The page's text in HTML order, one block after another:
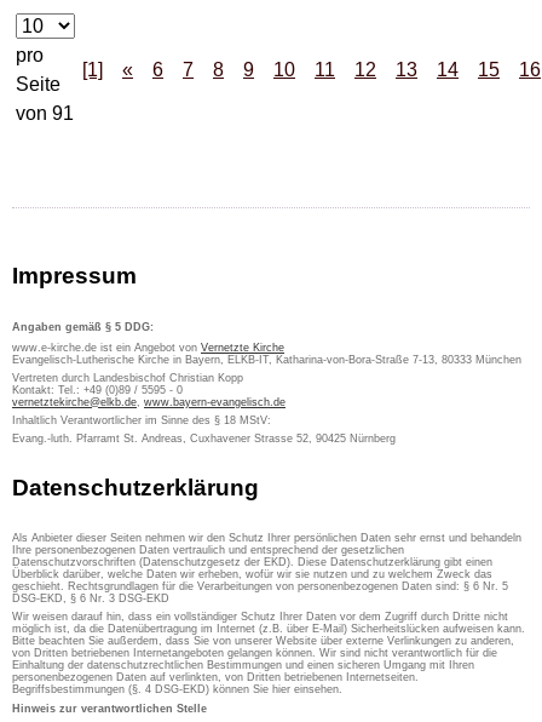
pro
Seite
von 91
[1] « 6 7 8 9 10 11 12 13 14 15 16
Impressum
Angaben gemäß § 5 DDG:
www.e-kirche.de ist ein Angebot von Vernetzte Kirche
Evangelisch-Lutherische Kirche in Bayern, ELKB-IT, Katharina-von-Bora-Straße 7-13, 80333 München
Vertreten durch Landesbischof Christian Kopp
Kontakt: Tel.: +49 (0)89 / 5595 - 0
vernetztekirche@elkb.de, www.bayern-evangelisch.de
Inhaltlich Verantwortlicher im Sinne des § 18 MStV:
Evang.-luth. Pfarramt St. Andreas, Cuxhavener Strasse 52, 90425 Nürnberg
Datenschutzerklärung
Als Anbieter dieser Seiten nehmen wir den Schutz Ihrer persönlichen Daten sehr ernst und behandeln
Ihre personenbezogenen Daten vertraulich und entsprechend der gesetzlichen
Datenschutzvorschriften (Datenschutzgesetz der EKD). Diese Datenschutzerklärung gibt einen
Überblick darüber, welche Daten wir erheben, wofür wir sie nutzen und zu welchem Zweck das
geschieht. Rechtsgrundlagen für die Verarbeitungen von personenbezogenen Daten sind: § 6 Nr. 5
DSG-EKD, § 6 Nr. 3 DSG-EKD
Wir weisen darauf hin, dass ein vollständiger Schutz Ihrer Daten vor dem Zugriff durch Dritte nicht
möglich ist, da die Datenübertragung im Internet (z.B. über E-Mail) Sicherheitslücken aufweisen kann.
Bitte beachten Sie außerdem, dass Sie von unserer Website über externe Verlinkungen zu anderen,
von Dritten betriebenen Internetangeboten gelangen können. Wir sind nicht verantwortlich für die
Einhaltung der datenschutzrechtlichen Bestimmungen und einen sicheren Umgang mit Ihren
personenbezogenen Daten auf verlinkten, von Dritten betriebenen Internetseiten.
Begriffsbestimmungen (§. 4 DSG-EKD) können Sie hier einsehen.
Hinweis zur verantwortlichen Stelle